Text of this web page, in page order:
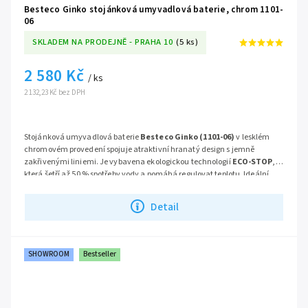
Besteco Ginko stojánková umyvadlová baterie, chrom 1101-
06
SKLADEM NA PRODEJNĚ - PRAHA 10 (5 ks)
2 132,23 Kč bez DPH
2 580 Kč / ks
Detail
Stojánková umyvadlová baterieBesteco Ginko (1101-06)v lesklém
chromovém provedení spojuje atraktivní hranatý design s jemně
zakřivenými liniemi. Je vybavena ekologickou technologiíECO-STOP,
která šetří až 50 % spotřeby vody a pomáhá regulovat teplotu. Ideální
SHOWROOM Bestseller